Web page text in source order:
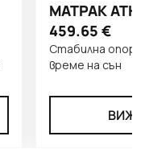
МАТРАК
459.65 €
Стабилна
време на сън
ВИЖ